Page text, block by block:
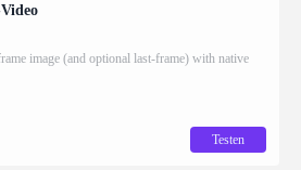
image (and optional last-frame) with native
Testen